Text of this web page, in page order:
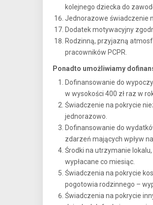
kolejnego dziecka do
Jednorazowe świadczenie
Dodatek motywacyjny
Rodzinną, przyjazną
pracowników PCPR.
Ponadto umożliwiamy
Dofinansowanie do
w wysokości 400 zł raz w
Świadczenie na pokrycie
jednorazowo.
Dofinansowanie do
zdarzeń mających wpływ
Środki na utrzymanie
wypłacane co miesiąc.
Świadczenia na pokrycie
pogotowia rodzinnego –
Świadczenia na pokrycie